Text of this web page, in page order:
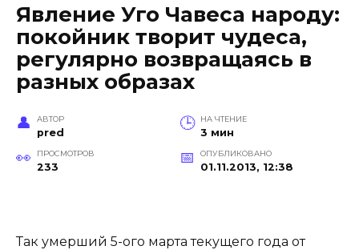
Явление Уго Чавеса народу:
покойник творит чудеса,
регулярно возвращаясь в
разных образах
АВТОР
pred
НА ЧТЕНИЕ
3 мин
ПРОСМОТРОВ
233
ОПУБЛИКОВАНО
01.11.2013, 12:38
Так умерший 5-ого марта текущего года от